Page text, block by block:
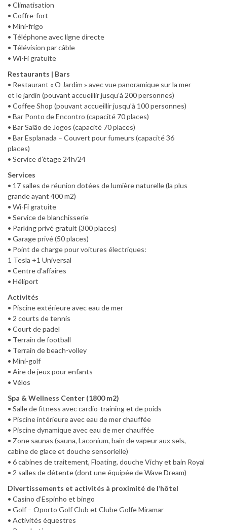
• Climatisation
• Coffre-fort
• Mini-frigo
• Téléphone avec ligne directe
• Télévision par câble
• Wi-Fi gratuite
Restaurants | Bars
• Restaurant « O Jardim » avec vue panoramique sur la mer
et le jardin (pouvant accueillir jusqu’à 200 personnes)
• Coffee Shop (pouvant accueillir jusqu’à 100 personnes)
• Bar Ponto de Encontro (capacité 70 places)
• Bar Salão de Jogos (capacité 70 places)
• Bar Esplanada – Couvert pour fumeurs (capacité 36
places)
• Service d’étage 24h/24
Services
• 17 salles de réunion dotées de lumière naturelle (la plus
grande ayant 400 m2)
• Wi-Fi gratuite
• Service de blanchisserie
• Parking privé gratuit (300 places)
• Garage privé (50 places)
• Point de charge pour voitures électriques:
1 Tesla +1 Universal
• Centre d’affaires
• Héliport
Activités
• Piscine extérieure avec eau de mer
• 2 courts de tennis
• Court de padel
• Terrain de football
• Terrain de beach-volley
• Mini-golf
• Aire de jeux pour enfants
• Vélos
Spa & Wellness Center (1800 m2)
• Salle de fitness avec cardio-training et de poids
• Piscine intérieure avec eau de mer chauffée
• Piscine dynamique avec eau de mer chauffée
• Zone saunas (sauna, Laconium, bain de vapeur aux sels,
cabine de glace et douche sensorielle)
• 6 cabines de traitement, Floating, douche Vichy et bain Royal
• 2 salles de détente (dont une équipée de Wave Dream)
Divertissements et activités à proximité de l’hôtel
• Casino d’Espinho et bingo
• Golf – Oporto Golf Club et Clube Golfe Miramar
• Activités équestres